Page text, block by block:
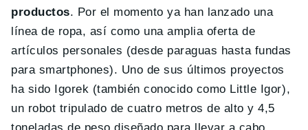
productos. Por el momento ya han lanzado una
línea de ropa, así como una amplia oferta de
artículos personales (desde paraguas hasta fundas
para smartphones). Uno de sus últimos proyectos
ha sido Igorek (también conocido como Little Igor),
un robot tripulado de cuatro metros de alto y 4,5